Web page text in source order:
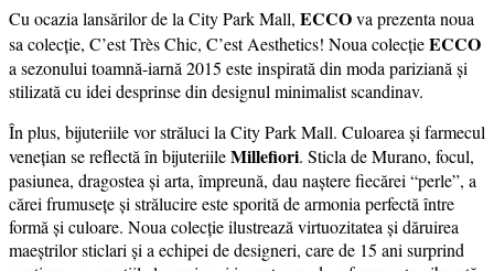
Cu ocazia lansărilor de la City Park Mall, ECCOva prezenta noua
sa colecţie, C’est Très Chic, C’est Aesthetics! Noua colecţieECCO
a sezonului toamnă-iarnă 2015 este inspirată din moda pariziană şi
stilizată cu idei desprinse din designul minimalist scandinav.
În plus, bijuteriile vor străluci la City Park Mall. Culoarea și farmecul
venețian se reflectă în bijuteriileMillefiori. Sticla de Murano, focul,
pasiunea, dragostea și arta, împreună, dau naștere fiecărei “perle”, a
cărei frumusețe și strălucire este sporită de armonia perfectă între
formă și culoare. Noua colecție ilustrează virtuozitatea și dăruirea
maeștrilor sticlari și a echipei de designeri, care de 15 ani surprind